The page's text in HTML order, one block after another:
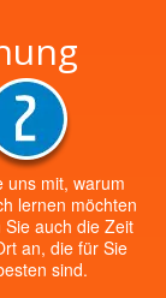
uns mit, warum
lernen möchten
Sie auch die Zeit
an, die für Sie
sind.